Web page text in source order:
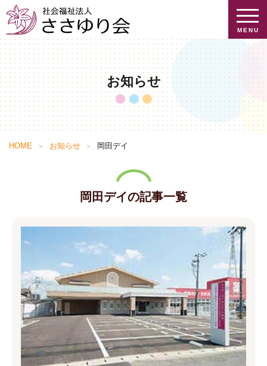
MENU
お知らせ
HOME お知らせ 岡田デイ
岡田デイの記事一覧